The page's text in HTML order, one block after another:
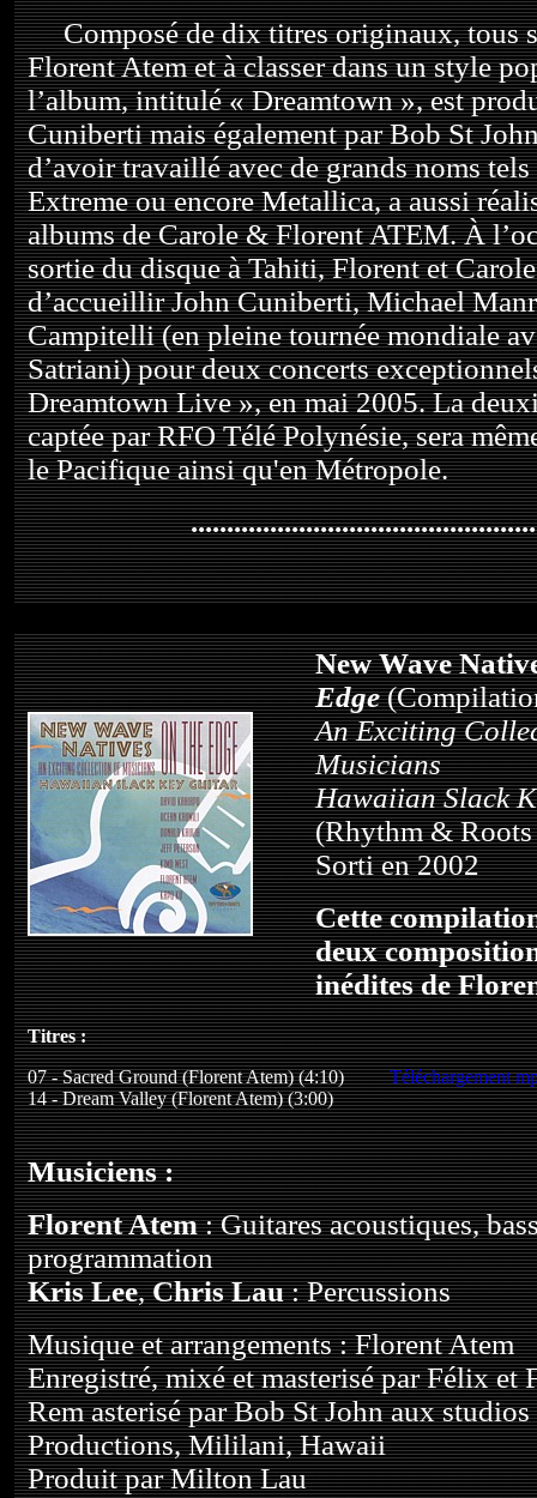
Composé de dix titres originaux, tous
Florent Atem et à classer dans un style
l’album, intitulé « Dreamtown », est
Cuniberti mais également par Bob St
d’avoir travaillé avec de grands noms
Extreme ou encore Metallica, a aussi
albums de Carole & Florent ATEM. À
sortie du disque à Tahiti, Florent et
d’accueillir John Cuniberti, Michael
Campitelli (en pleine tournée mondiale
Satriani) pour deux concerts
Dreamtown Live », en mai 2005. La
captée par RFO Télé Polynésie, sera
le Pacifique ainsi qu'en Métropole.
New Wave
Edge
An Exciting
Musicians
Hawaiian Slack
(Rhythm & Roots
Sorti en 2002
Cette
deux
inédites de
Titres :
07 - Sacred Ground (Florent Atem) (4:10)
14 - Dream Valley (Florent Atem) (3:00)
Téléchargement
Musiciens :
Florent Atem: Guitares acoustiques,
programmation
Kris Lee,Chris Lau: Percussions
Musique et arrangements : Florent Atem
Enregistré, mixé et masterisé par Félix et
Rem asterisé par Bob St John aux studios
Productions, Mililani, Hawaii
Produit par Milton Lau